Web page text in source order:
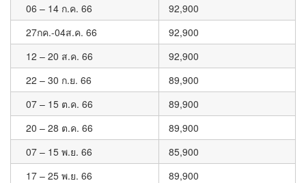
06 – 14 ก.ค. 66
92,900
27กค.-04ส.ค. 66
92,900
12 – 20 ส.ค. 66
92,900
22 – 30 ก.ย. 66
89,900
07 – 15 ต.ค. 66
89,900
20 – 28 ต.ค. 66
89,900
07 – 15 พ.ย. 66
85,900
17 – 25 พ.ย. 66
89,900